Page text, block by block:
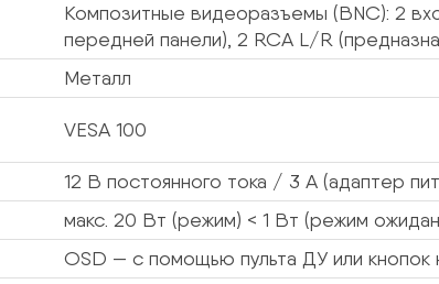
Композитные видеоразъемы (BNC): 2
передней панели), 2 RCA L/R
Металл
VESA 100
12 В постоянного тока / 3 А (адаптер
макс. 20 Вт (режим) < 1 Вт (режим
OSD — с помощью пульта ДУ или кнопок